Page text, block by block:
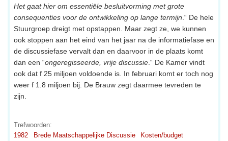
Het gaat hier om essentiële besluitvorming met grote
consequenties voor de ontwikkeling op lange termijn .“ De hele
Stuurgroep dreigt met opstappen. Maar zegt ze, we kunnen
ook stoppen aan het eind van het jaar na de informatiefase en
de discussiefase vervalt dan en daarvoor in de plaats komt
dan een “ongeregisseerde, vrije discussie .“ De Kamer vindt
ook dat f 25 miljoen voldoende is. In februari komt er toch nog
weer f 1.8 miljoen bij. De Brauw zegt daarmee tevreden te
zijn.
Trefwoorden:
1982
Brede Maatschappelijke Discussie Kosten/budget